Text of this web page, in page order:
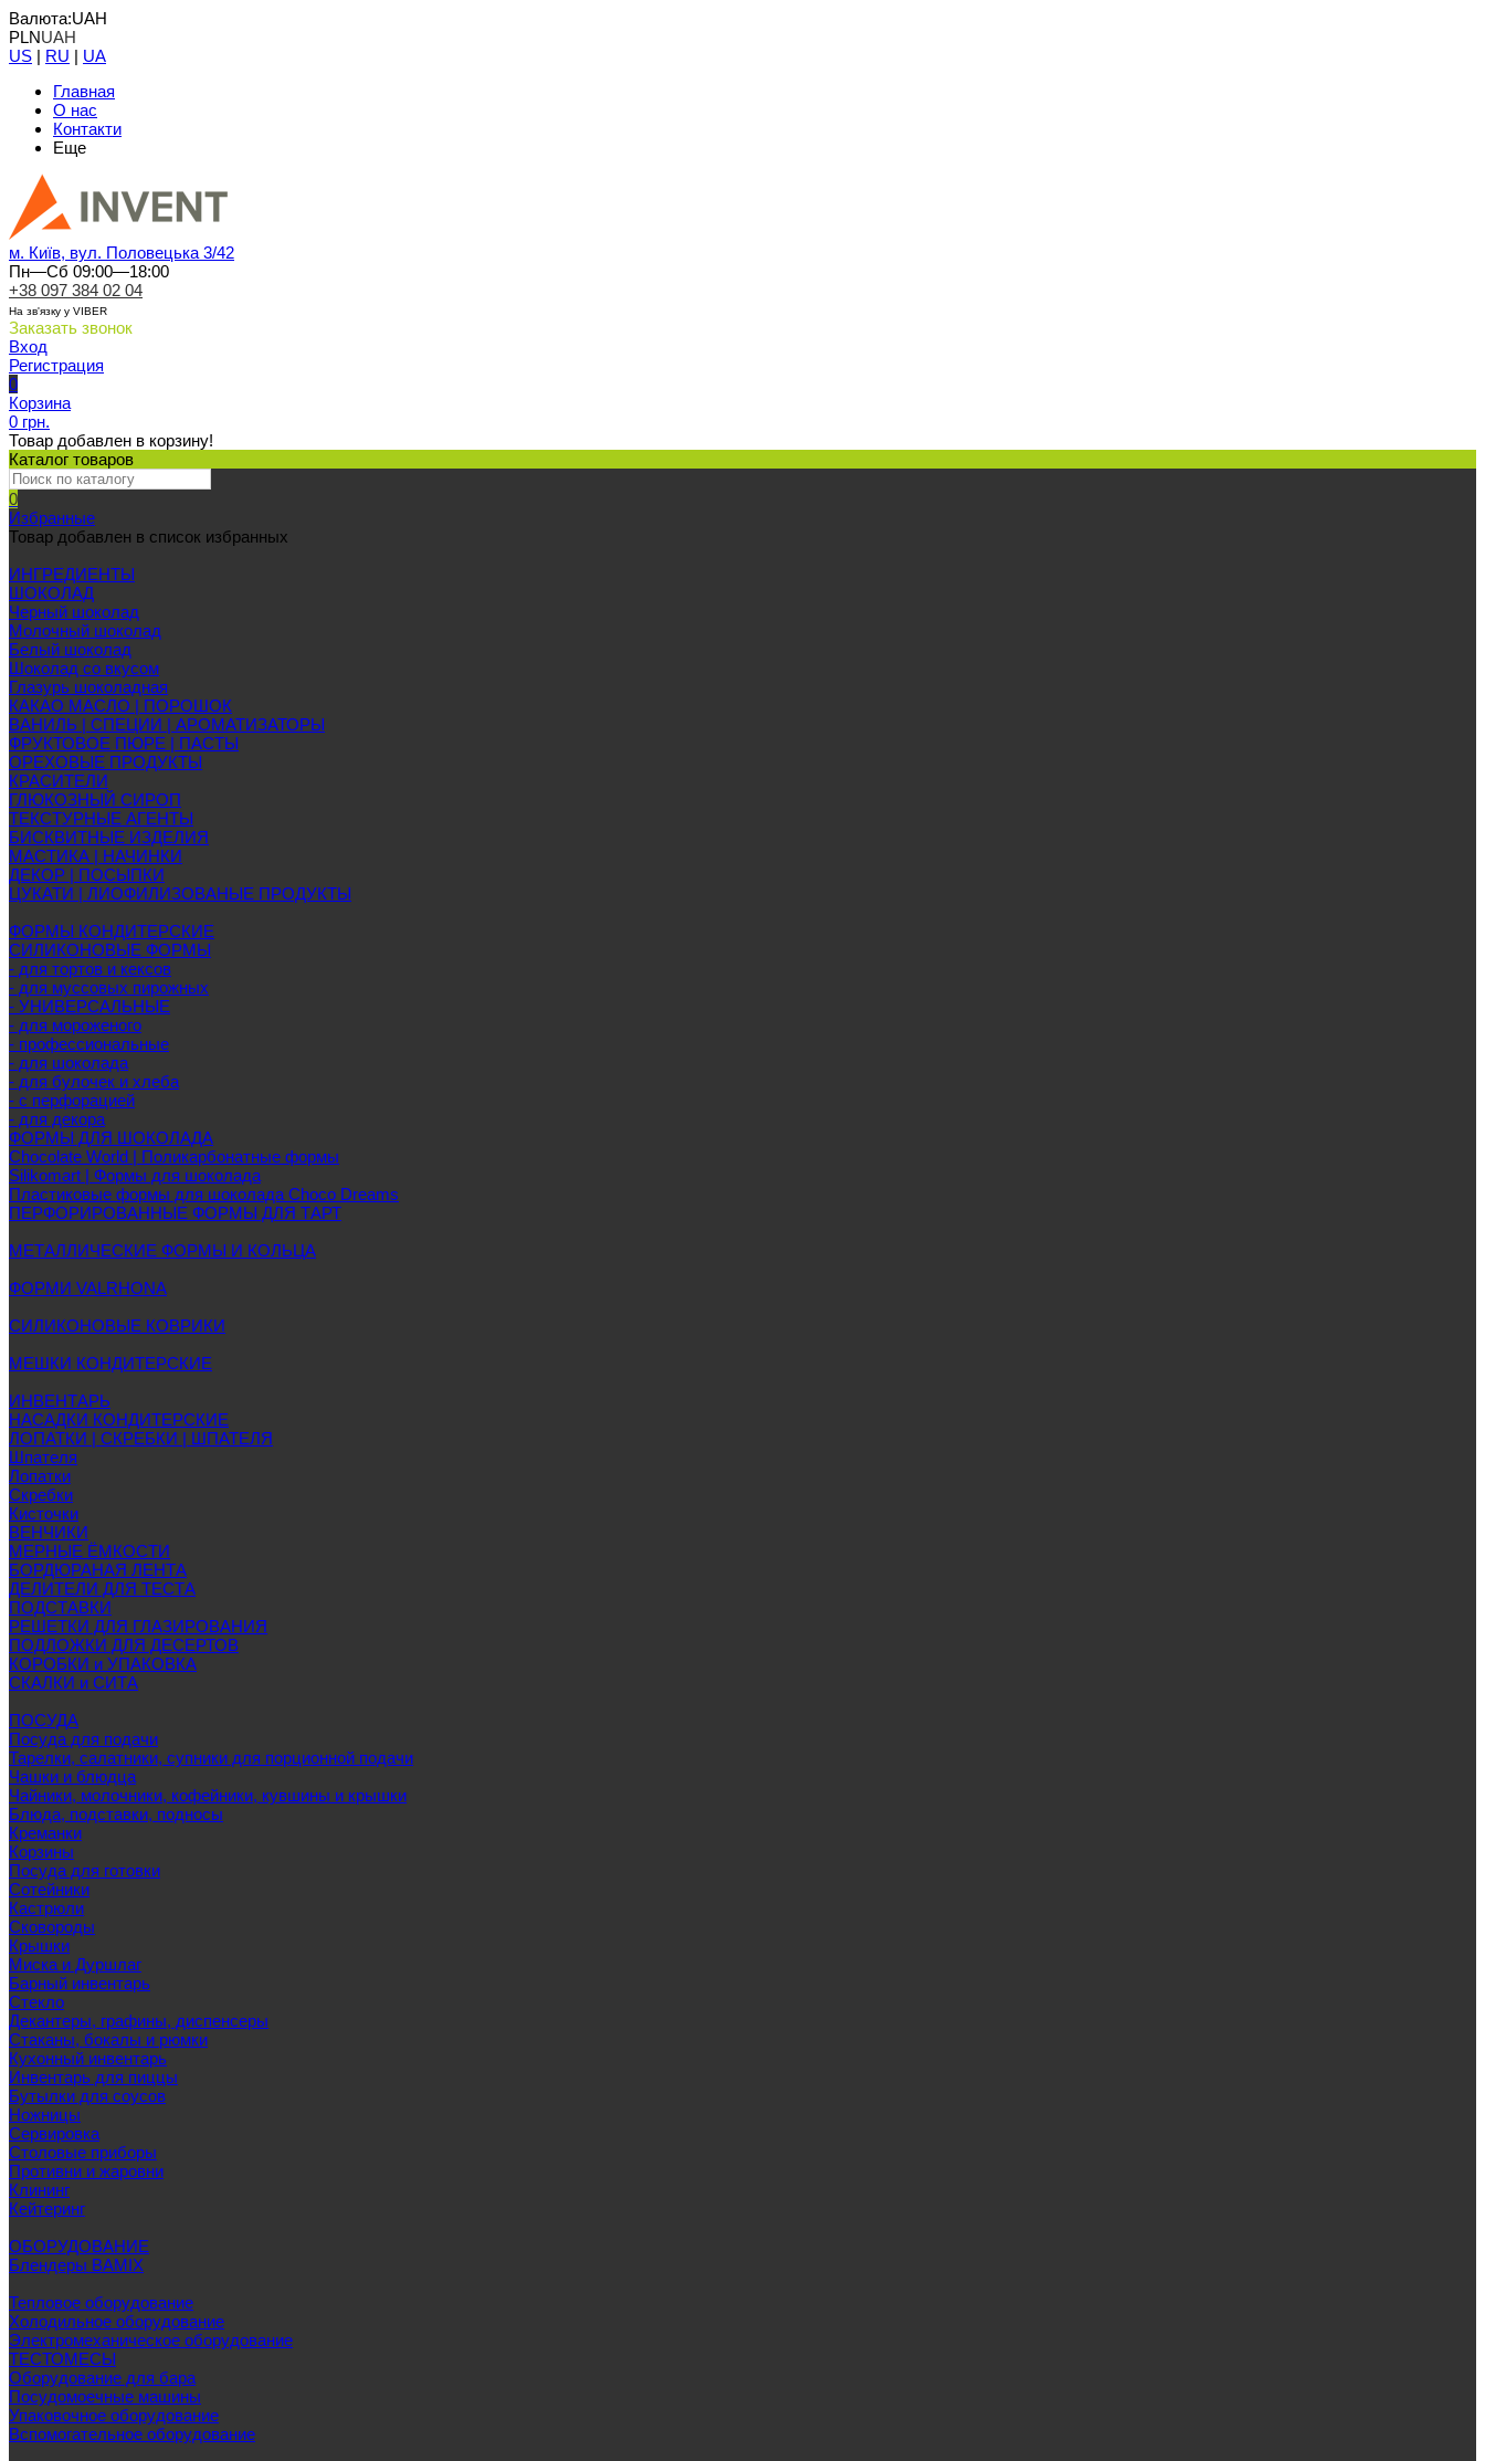
Валюта:UAH
PLNUAH
US | RU | UA
Главная
О нас
Контакти
Еще
м. Київ, вул. Половецька 3/42
Пн—Сб 09:00—18:00
+38 097 384 02 04
На зв'язку у VIBER
Заказать звонок
Вход
Регистрация
0
Корзина
0 грн.
Товар добавлен в корзину!
Каталог товаров
0
Избранные
Товар добавлен в список избранных
ИНГРЕДИЕНТЫ
ШОКОЛАД
Черный шоколад
Молочный шоколад
Белый шоколад
Шоколад со вкусом
Глазурь шоколадная
КАКАО МАСЛО | ПОРОШОК
ВАНИЛЬ | СПЕЦИИ | АРОМАТИЗАТОРЫ
ФРУКТОВОЕ ПЮРЕ | ПАСТЫ
ОРЕХОВЫЕ ПРОДУКТЫ
КРАСИТЕЛИ
ГЛЮКОЗНЫЙ СИРОП
ТЕКСТУРНЫЕ АГЕНТЫ
БИСКВИТНЫЕ ИЗДЕЛИЯ
МАСТИКА | НАЧИНКИ
ДЕКОР | ПОСЫПКИ
ЦУКАТИ | ЛИОФИЛИЗОВАНЫЕ ПРОДУКТЫ
ФОРМЫ КОНДИТЕРСКИЕ
СИЛИКОНОВЫЕ ФОРМЫ
- для тортов и кексов
- для муссовых пирожных
- УНИВЕРСАЛЬНЫЕ
- для мороженого
- профессиональные
- для шоколада
- для булочек и хлеба
- с перфорацией
- для декора
ФОРМЫ ДЛЯ ШОКОЛАДА
Chocolate World | Поликарбонатные формы
Silikomart | Формы для шоколада
Пластиковые формы для шоколада Choco Dreams
ПЕРФОРИРОВАННЫЕ ФОРМЫ ДЛЯ ТАРТ
МЕТАЛЛИЧЕСКИЕ ФОРМЫ И КОЛЬЦА
ФОРМИ VALRHONA
СИЛИКОНОВЫЕ КОВРИКИ
МЕШКИ КОНДИТЕРСКИЕ
ИНВЕНТАРЬ
НАСАДКИ КОНДИТЕРСКИЕ
ЛОПАТКИ | СКРЕБКИ | ШПАТЕЛЯ
Шпателя
Лопатки
Скребки
Кисточки
ВЕНЧИКИ
МЕРНЫЕ ЁМКОСТИ
БОРДЮРАНАЯ ЛЕНТА
ДЕЛИТЕЛИ ДЛЯ ТЕСТА
ПОДСТАВКИ
РЕШЕТКИ ДЛЯ ГЛАЗИРОВАНИЯ
ПОДЛОЖКИ ДЛЯ ДЕСЕРТОВ
КОРОБКИ и УПАКОВКА
СКАЛКИ и СИТА
ПОСУДА
Посуда для подачи
Тарелки, салатники, супники для порционной подачи
Чашки и блюдца
Чайники, молочники, кофейники, кувшины и крышки
Блюда, подставки, подносы
Креманки
Корзины
Посуда для готовки
Сотейники
Кастрюли
Сковороды
Крышки
Миска и Дуршлаг
Барный инвентарь
Стекло
Декантеры, графины, диспенсеры
Стаканы, бокалы и рюмки
Кухонный инвентарь
Инвентарь для пиццы
Бутылки для соусов
Ножницы
Сервировка
Столовые приборы
Противни и жаровни
Клининг
Кейтеринг
ОБОРУДОВАНИЕ
Блендеры BAMIX
Тепловое оборудование
Холодильное оборудование
Электромеханическое оборудование
ТЕСТОМЕСЫ
Оборудование для бара
Посудомоечные машины
Упаковочное оборудование
Вспомогательное оборудование